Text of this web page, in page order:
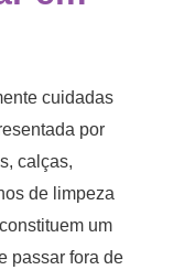
cuidadas
por
calças,
de limpeza
um
passar fora de